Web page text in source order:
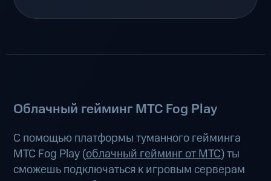
Облачный гейминг МТС Fog Play
С помощью платформы туманного гейминга
МТС Fog Play (облачный гейминг от МТС) ты
сможешь подключаться к игровым серверам